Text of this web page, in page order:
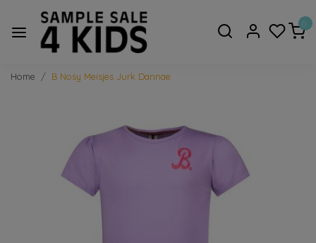
0
Home B Nosy Meisjes Jurk Dannae